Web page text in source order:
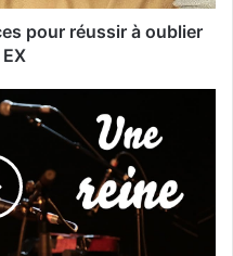
pour réussir à oublier